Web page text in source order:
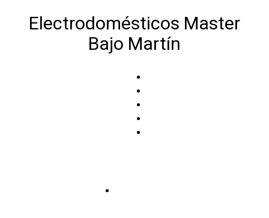
Electrodomésticos Master
Bajo Martín